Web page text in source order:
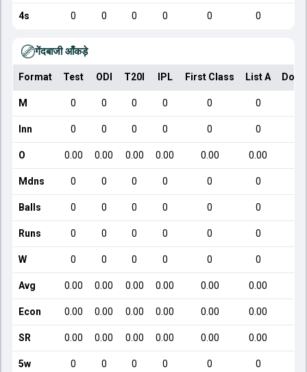
4s 0 0 0 0 0 0
गेंदबाजी आँकड़े
Format Test ODI T20I IPL First Class List A
M 0 0 0 0 0 0
Inn 0 0 0 0 0 0
O 0.00 0.00 0.00 0.00 0.00 0.00
Mdns 0 0 0 0 0 0
Balls 0 0 0 0 0 0
Runs 0 0 0 0 0 0
W 0 0 0 0 0 0
Avg 0.00 0.00 0.00 0.00 0.00 0.00
Econ 0.00 0.00 0.00 0.00 0.00 0.00
SR 0.00 0.00 0.00 0.00 0.00 0.00
5w 0 0 0 0 0 0